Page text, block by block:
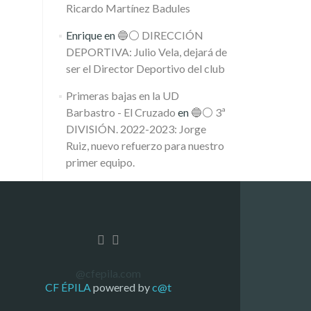
Ricardo Martínez Badules
Enriqueen 🔵⚪️ DIRECCIÓN
DEPORTIVA: Julio Vela, dejará de
ser el Director Deportivo del club
Primeras bajas en la UD
Barbastro - El Cruzado en 🔵⚪️ 3ª
DIVISIÓN. 2022-2023: Jorge
Ruiz, nuevo refuerzo para nuestro
primer equipo.
CF ÉPILApowered byc@t